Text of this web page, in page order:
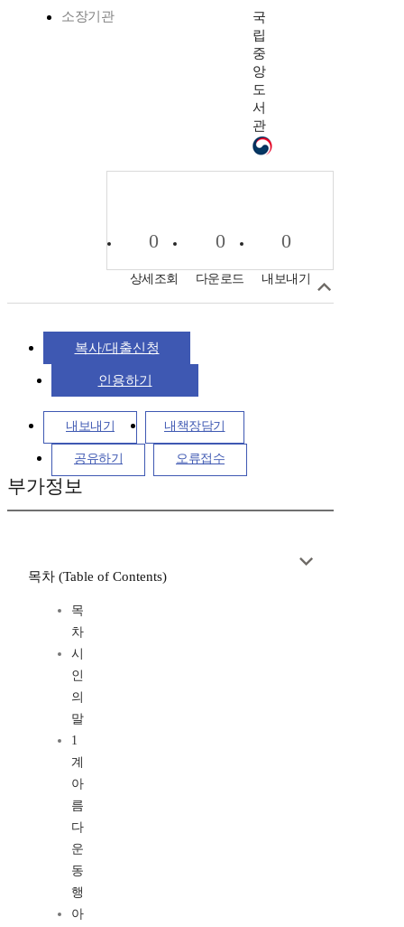
소장기관
국
립
중
앙
도
서
관
0
상세조회
0
다운로드
0
내보내기
복사/대출신청
인용하기
내보내기 내책장담기
공유하기 오류접수
부가정보
목차 (Table of Contents)
목
차
시
인
의
말
1
계
아
름
다
운
동
행
아